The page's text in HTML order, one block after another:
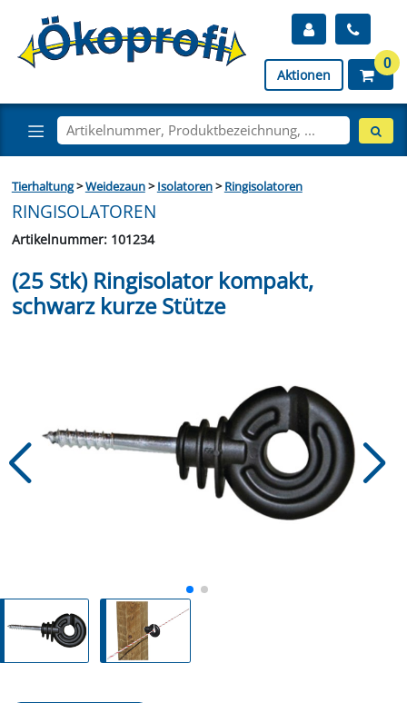
Aktionen
0
Tierhaltung>Weidezaun>Isolatoren>Ringisolatoren
RINGISOLATOREN
Artikelnummer: 101234
(25 Stk) Ringisolator kompakt,
schwarz kurze Stütze